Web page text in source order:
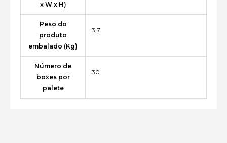
x W x H)
Peso do
produto
embalado (Kg)
3,7
Número de
boxes por
palete
30